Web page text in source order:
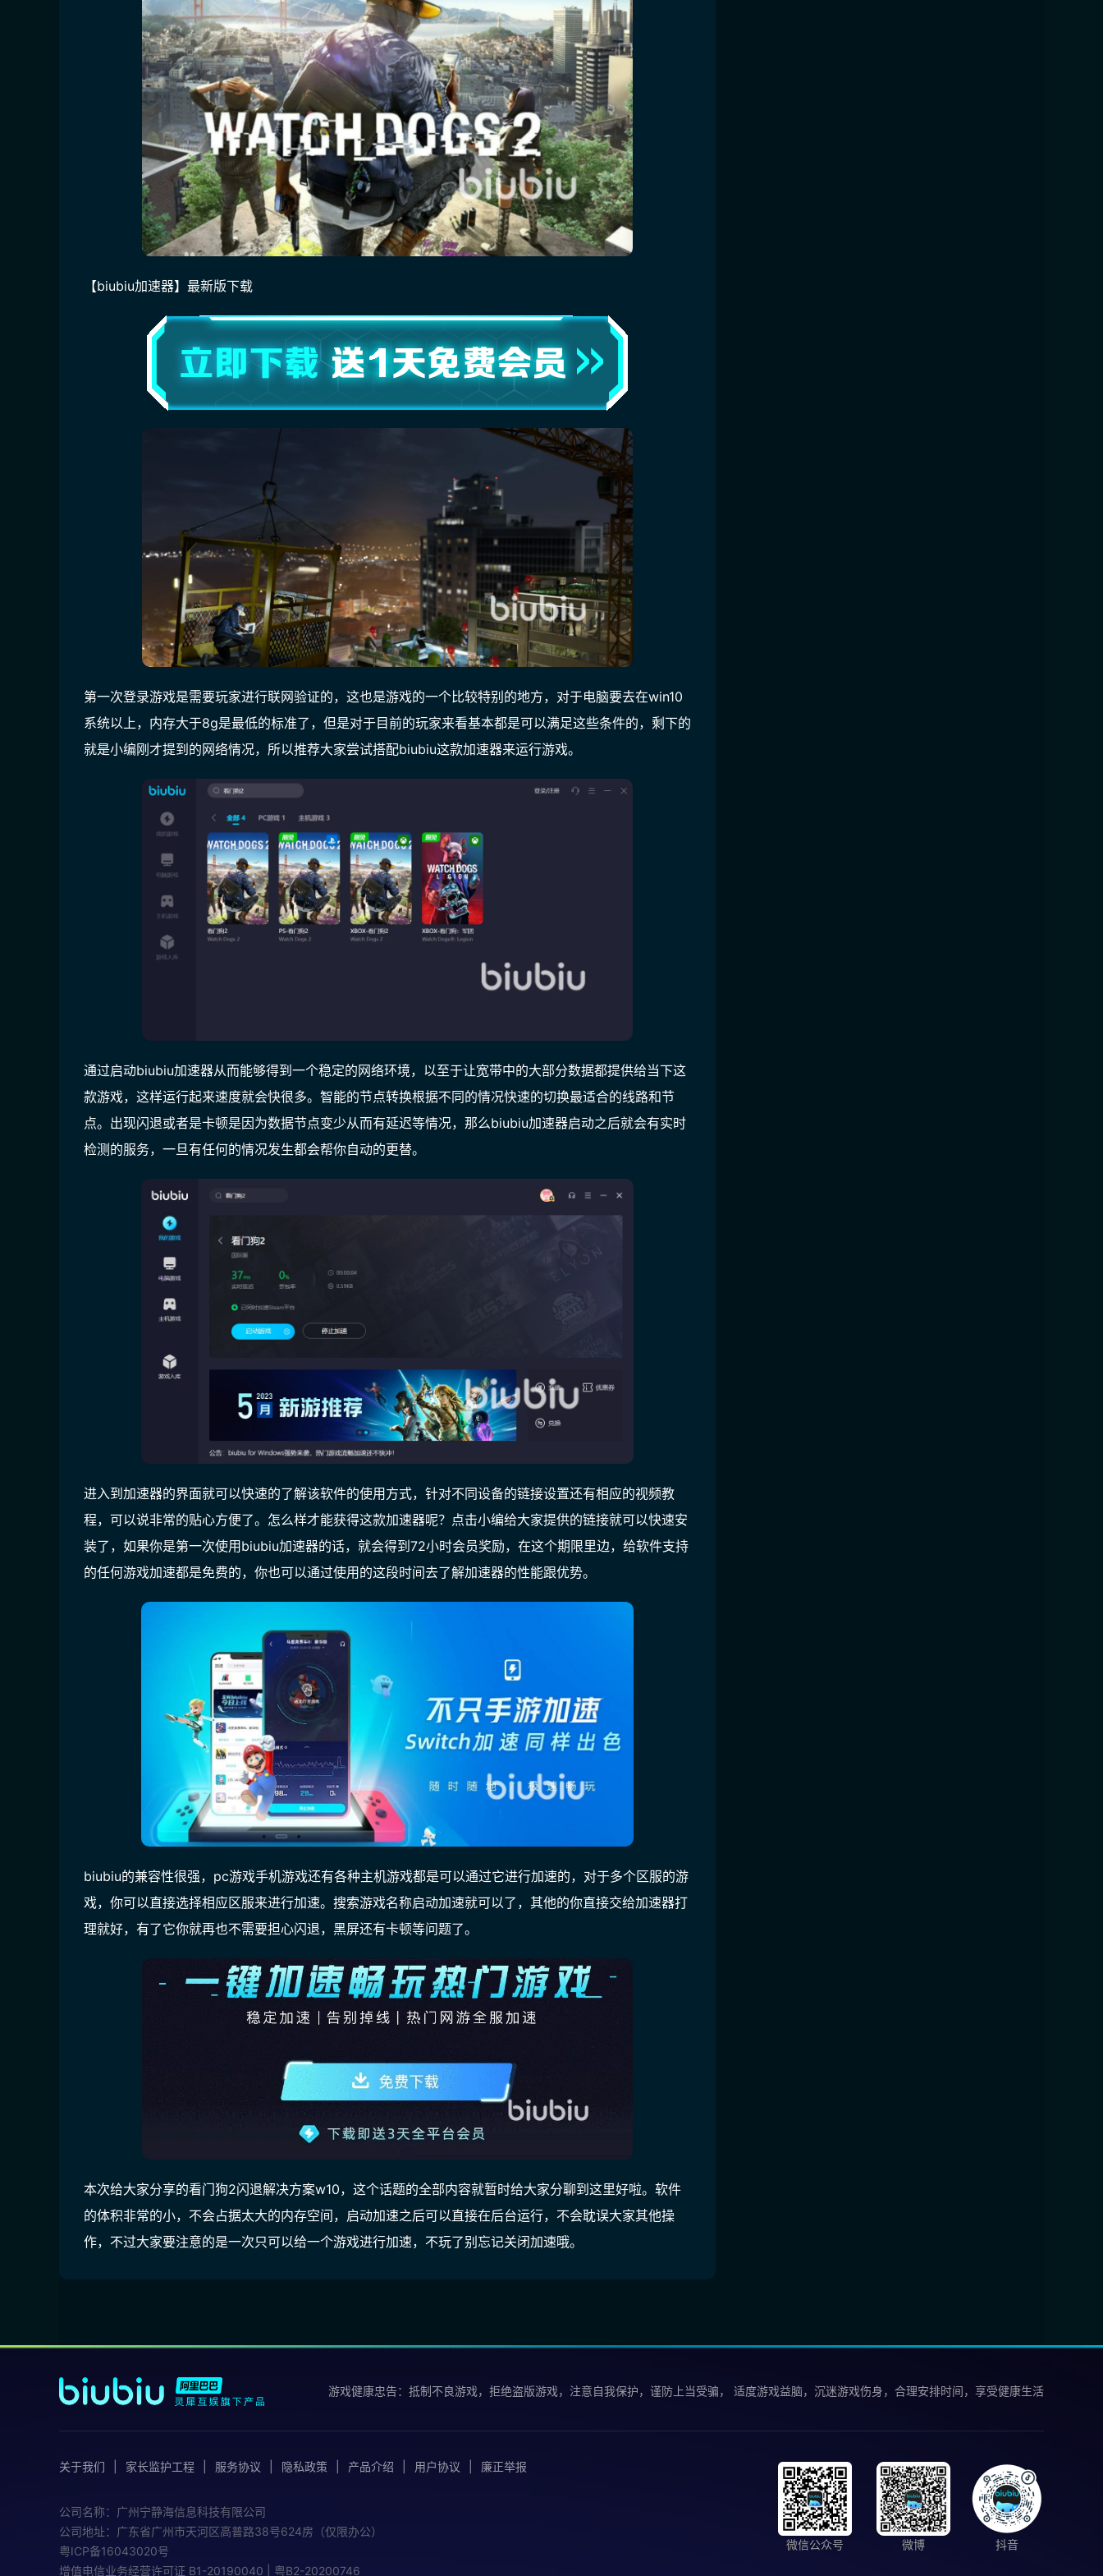
【biubiu加速器】最新版下载
第一次登录游戏是需要玩家进行联网验证的，这也是游戏的一个比较特别的地方，对于电脑要去在win10
系统以上，内存大于8g是最低的标准了，但是对于目前的玩家来看基本都是可以满足这些条件的，剩下的
就是小编刚才提到的网络情况，所以推荐大家尝试搭配biubiu这款加速器来运行游戏。
通过启动biubiu加速器从而能够得到一个稳定的网络环境，以至于让宽带中的大部分数据都提供给当下这
款游戏，这样运行起来速度就会快很多。智能的节点转换根据不同的情况快速的切换最适合的线路和节
点。出现闪退或者是卡顿是因为数据节点变少从而有延迟等情况，那么biubiu加速器启动之后就会有实时
检测的服务，一旦有任何的情况发生都会帮你自动的更替。
进入到加速器的界面就可以快速的了解该软件的使用方式，针对不同设备的链接设置还有相应的视频教
程，可以说非常的贴心方便了。怎么样才能获得这款加速器呢？点击小编给大家提供的链接就可以快速安
装了， 如果你是第一次使用biubiu加速器的话，就会得到72小时会员奖励，在这个期限里边，给软件支持
的任何游戏加速都是免费的，你也可以通过使用的这段时间去了解加速器的性能跟优势。
biubiu的兼容性很强，pc游戏手机游戏还有各种主机游戏都是可以通过它进行加速的，对于多个区服的游
戏，你可以直接选择相应区服来进行加速。搜索游戏名称启动加速就可以了，其他的你直接交给加速器打
理就好，有了它你就再也不需要担心闪退，黑屏还有卡顿等问题了。
本次给大家分享的看门狗2闪退解决方案w10，这个话题的全部内容就暂时给大家分聊到这里好啦。软件
的体积非常的小，不会占据太大的内存空间，启动加速之后可以直接在后台运行，不会耽误大家其他操
作，不过大家要注意的是一次只可以给一个游戏进行加速，不玩了别忘记关闭加速哦。
游戏健康忠告：抵制不良游戏，拒绝盗版游戏，注意自我保护，谨防上当受骗， 适度游戏益脑，沉迷游戏伤身，合理安排时间，享受健康生活
关于我们 家长监护工程 服务协议 隐私政策 产品介绍 用户协议 廉正举报
微信公众号 微博 抖音
公司名称：广州宁静海信息科技有限公司
公司地址：广东省广州市天河区高普路38号624房（仅限办公）
粤ICP备16043020号
增值电信业务经营许可证 B1-20190040 | 粤B2-20200746